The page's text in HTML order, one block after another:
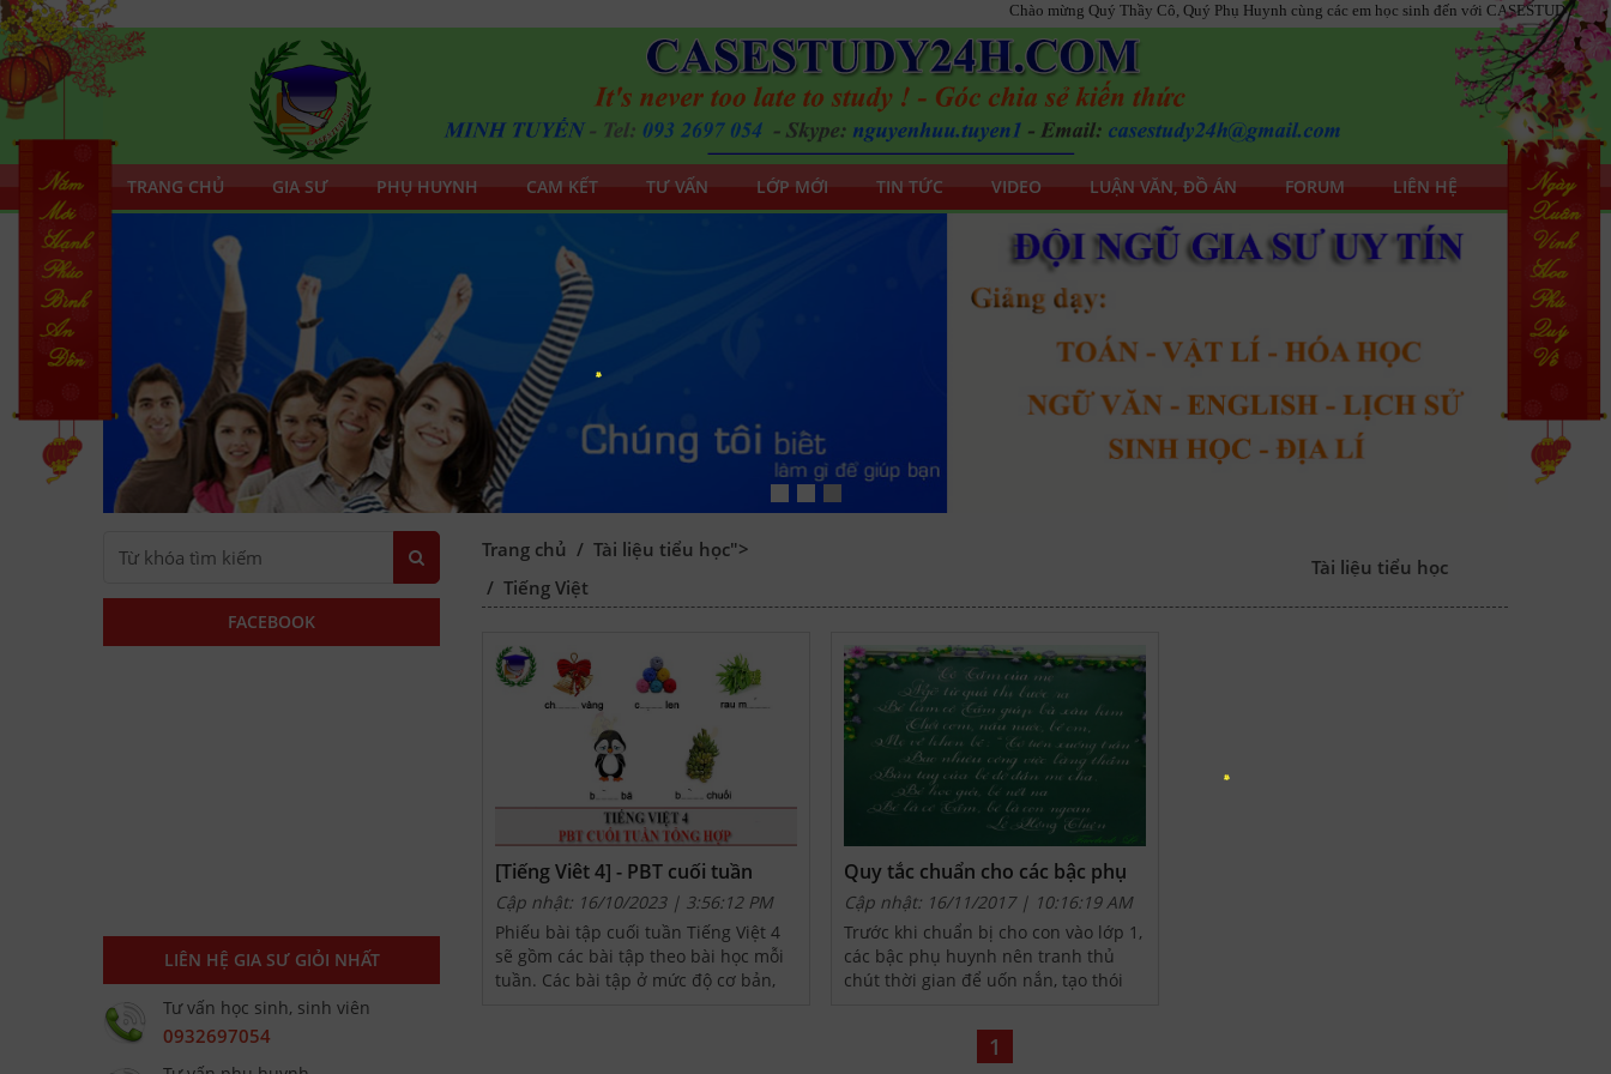
Chào mừng Quý Thầy Cô, Quý Phụ Huynh cùng các em học sinh đến với CASESTUDY24H!
TRANG CHỦ GIA SƯ PHỤ HUYNH CAM KẾT TƯ VẤN LỚP MỚI TIN TỨC VIDEO LUẬN VĂN, ĐỒ ÁN FORUM LIÊN HỆ
Trang chủ /Tài liệu tiểu học">
Tài liệu tiểu học
/Tiếng Việt
[Tiếng Viêt 4] - PBT cuối tuần
tổng hợp
Cập nhật: 16/10/2023 | 3:56:12 PM
Phiếu bài tập cuối tuần Tiếng Việt 4
sẽ gồm các bài tập theo bài học mỗi
tuần. Các bài tập ở mức độ cơ bản,
Quy tắc chuẩn cho các bậc phụ
huynh dạy con viết chữ đẹp
Cập nhật: 16/11/2017 | 10:16:19 AM
Trước khi chuẩn bị cho con vào lớp 1,
các bậc phụ huynh nên tranh thủ
chút thời gian để uốn nắn, tạo thói
1
FACEBOOK
LIÊN HỆ GIA SƯ GIỎI NHẤT
Tư vấn học sinh, sinh viên
0932697054